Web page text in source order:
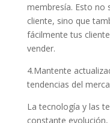
membresía. Esto no
cliente, sino que
fácilmente tus
vender.
4.Mantente
tendencias del
La tecnología y las
constante